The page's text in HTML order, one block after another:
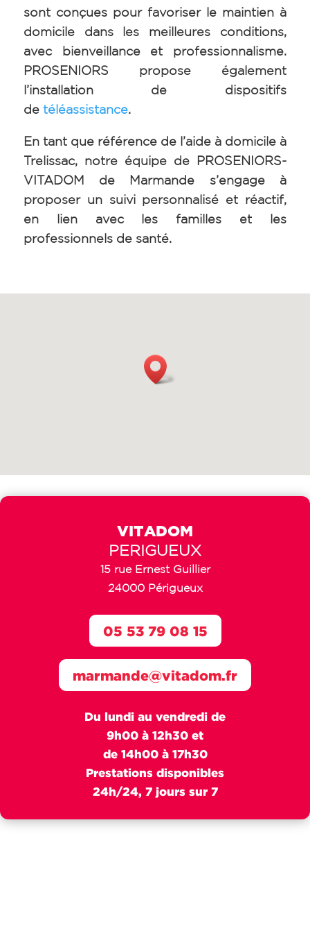
sont conçues pour favoriser le maintien à
domicile dans les meilleures conditions,
avec bienveillance et professionnalisme.
PROSENIORS propose également
l’installation de dispositifs
de téléassistance.
En tant que référence de l’aide à domicile à
Trelissac, notre équipe de PROSENIORS-
VITADOM de Marmande s’engage à
proposer un suivi personnalisé et réactif,
en lien avec les familles et les
professionnels de santé.
VITADOM
PERIGUEUX
15 rue Ernest Guillier
24000 Périgueux
Du lundi au vendredi de
9h00 à 12h30 et
de 14h00 à 17h30
Prestations disponibles
24h/24, 7 jours sur 7
marmande@vitadom.fr
05 53 79 08 15